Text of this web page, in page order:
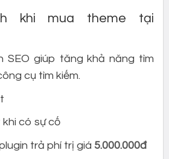
khi mua theme tại
SEO giúp tăng khả năng tìm
cụ tìm kiếm.
có sự cố
trả phí trị giá 5.000.000đ